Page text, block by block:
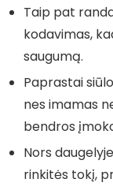
Taip pat
kodavimas,
saugumą.
Paprastai
nes imamas
bendros
Nors
rinkitės tokį,